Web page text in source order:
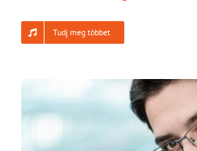
Tudj meg többet